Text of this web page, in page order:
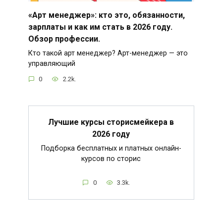
«Арт менеджер»: кто это, обязанности,
зарплаты и как им стать в 2026 году.
Обзор профессии.
Кто такой арт менеджер? Арт-менеджер — это
управляющий
0 2.2k.
Лучшие курсы сторисмейкера в
2026 году
Подборка бесплатных и платных онлайн-
курсов по сторис
0 3.3k.